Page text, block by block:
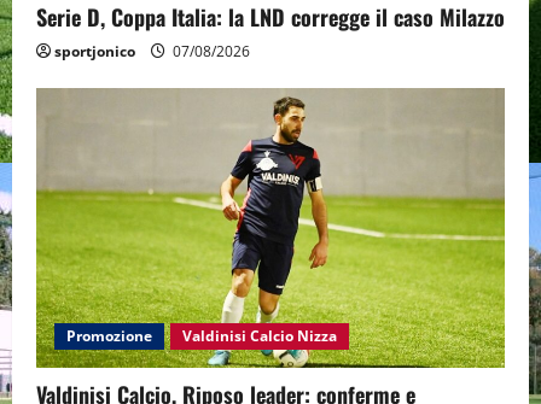
Serie D, Coppa Italia: la LND corregge il caso Milazzo
sportjonico 07/08/2026
Promozione Valdinisi Calcio Nizza
Valdinisi Calcio, Riposo leader: conferme e